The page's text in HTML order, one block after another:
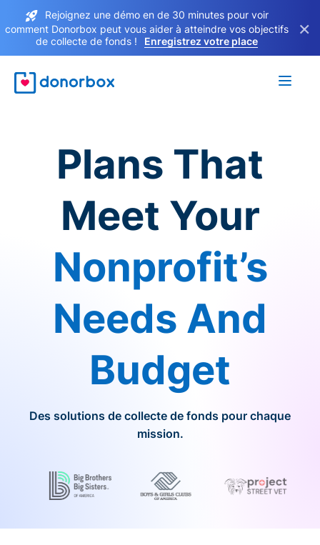
Rejoignez une démo en de 30 minutes pour voir
comment Donorbox peut vous aider à atteindre vos objectifs
de collecte de fonds !
Enregistrez votre place
×
Plans That
Meet Your
Nonprofit’s
Needs And
Budget
Des solutions de collecte de fonds pour chaque
mission.